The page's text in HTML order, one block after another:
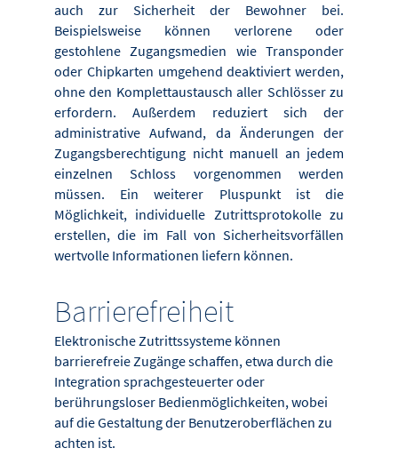
auch zur Sicherheit der Bewohner bei.
Beispielsweise können verlorene oder
gestohlene Zugangsmedien wie Transponder
oder Chipkarten umgehend deaktiviert werden,
ohne den Komplettaustausch aller Schlösser zu
erfordern. Außerdem reduziert sich der
administrative Aufwand, da Änderungen der
Zugangsberechtigung nicht manuell an jedem
einzelnen Schloss vorgenommen werden
müssen. Ein weiterer Pluspunkt ist die
Möglichkeit, individuelle Zutrittsprotokolle zu
erstellen, die im Fall von Sicherheitsvorfällen
wertvolle Informationen liefern können.
Barrierefreiheit
Elektronische Zutrittssysteme können
barrierefreie Zugänge schaffen, etwa durch die
Integration sprachgesteuerter oder
berührungsloser Bedienmöglichkeiten, wobei
auf die Gestaltung der Benutzeroberflächen zu
achten ist.